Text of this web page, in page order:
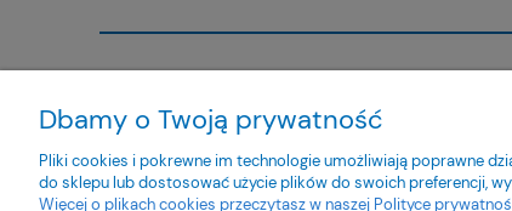
Kontakt
O firmie
Czas i
Czas
Dbamy o Twoją prywatność
Pliki cookies i pokrewne im technologie umożliwiają poprawne
do sklepu lub dostosować użycie plików do swoich preferencji,
Więcej o plikach cookies przeczytasz w naszej Polityce